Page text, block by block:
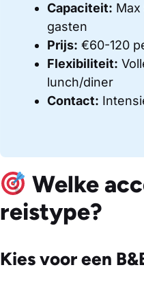
Capaciteit: Max
gasten
Prijs: €60-120
Flexibiliteit:
lunch/diner
Contact:
Welke
reistype?
Kies voor een